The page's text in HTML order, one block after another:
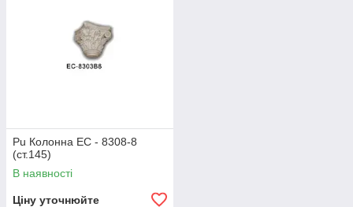
Pu Колонна EC - 8308-8
(ст.145)
В наявності
Ціну уточнюйте